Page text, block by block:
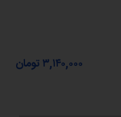
۳,۱۴۰,۰۰۰ تومان